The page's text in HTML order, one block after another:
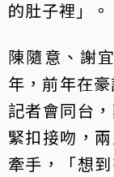
的肚子裡」。
陳隨意、謝
年，前年在
記者會同台
緊扣接吻，
牽手，「想